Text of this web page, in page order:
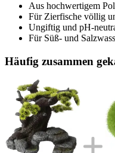
Aus hochwertigem
Für Zierfische völlig
Ungiftig und pH-
Für Süß- und
Häufig zusammen